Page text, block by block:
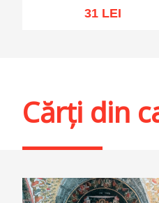
31 LEI
Cărți din